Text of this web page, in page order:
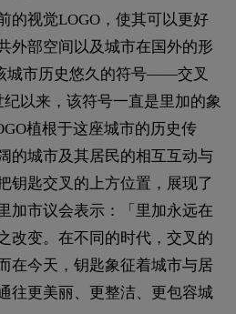
的视觉LOGO，使其可以更好
外部空间以及城市在国外的形
城市历史悠久的符号——交叉
以来，该符号一直是里加的象
植根于这座城市的历史传
的城市及其居民的相互互动与
钥匙交叉的上方位置，展现了
加市议会表示：「里加永远在
改变。在不同的时代，交叉的
在今天，钥匙象征着城市与居
往更美丽、更整洁、更包容城